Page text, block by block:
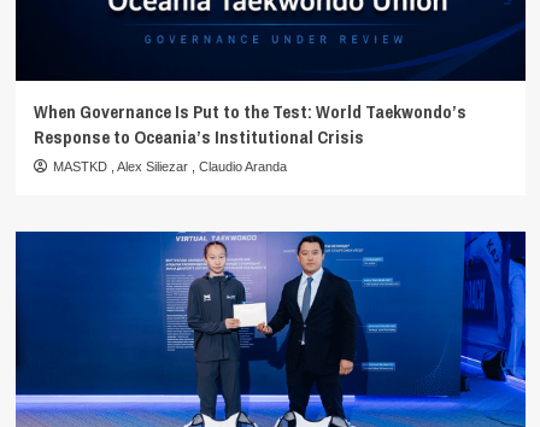
When Governance Is Put to the Test: World Taekwondo’s
Response to Oceania’s Institutional Crisis
MASTKD Alex Siliezar Claudio Aranda